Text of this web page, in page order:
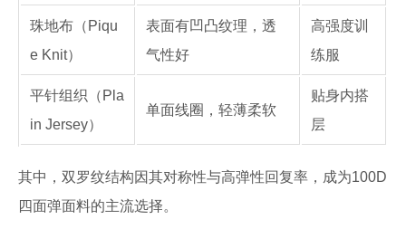
珠地布（Piqu
e Knit）
表面有凹凸纹理，透
气性好
高强度训
练服
平针组织（Pla
in Jersey）
单面线圈，轻薄柔软
贴身内搭
层
其中，双罗纹结构因其对称性与高弹性回复率，成为100D
四面弹面料的主流选择。